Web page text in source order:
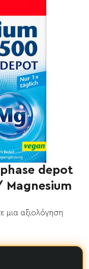
Έχει εξαντληθεί
depot
μια αξιολόγηση